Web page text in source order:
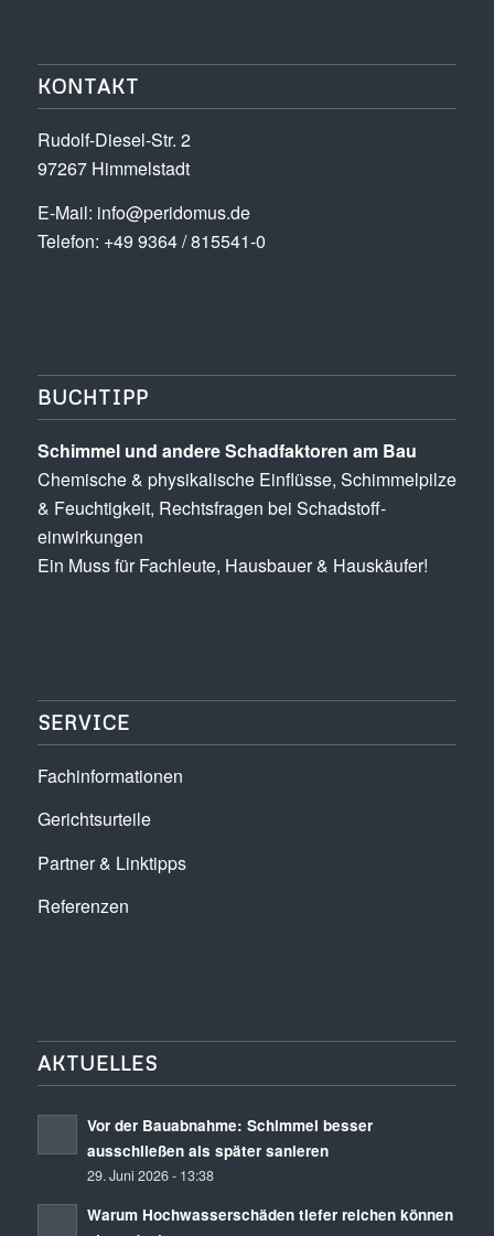
KONTAKT
Rudolf-Diesel-Str. 2
97267 Himmelstadt
E-Mail: info@peridomus.de
Telefon: +49 9364 / 815541-0
BUCHTIPP
Schimmel und andere Schad­­faktoren am Bau
Chemische & physikalische Einflüsse, Schimmel­pilze
& Feuchtigkeit, Rechts­fragen bei Schadstoff­
einwirkungen
Ein Muss für Fachleute, Hausbauer & Hauskäufer!
SERVICE
Fachinformationen
Gerichtsurteile
Partner & Linktipps
Referenzen
AKTUELLES
Vor der Bauabnahme: Schimmel besser
ausschließen als später sanieren
29. Juni 2026 - 13:38
Warum Hochwasserschäden tiefer reichen können